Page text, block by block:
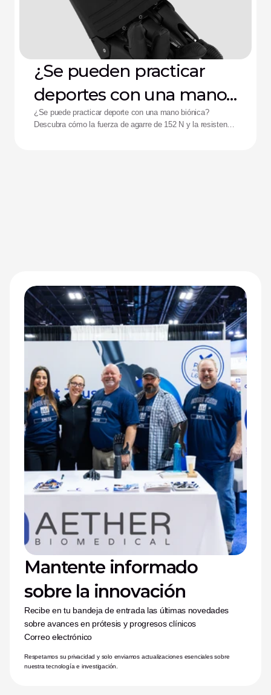
¿Se pueden practicar
deportes con una mano
biónica?
¿Se puede practicar deporte con una mano biónica?
Descubra cómo la fuerza de agarre de 152 N y la resistencia
Mantente informado
sobre la innovación
Recibe en tu bandeja de entrada las últimas novedades
sobre avances en prótesis y progresos clínicos
Correo electrónico
Respetamos su privacidad y solo enviamos actualizaciones esenciales sobre
nuestra tecnología e investigación.